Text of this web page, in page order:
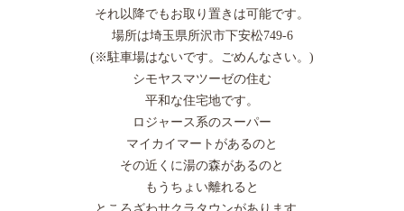
それ以降でもお取り置きは可能です。
場所は埼玉県所沢市下安松749-6
(※駐車場はないです。ごめんなさい。)
シモヤスマツーゼの住む
平和な住宅地です。
ロジャース系のスーパー
マイカイマートがあるのと
その近くに湯の森があるのと
もうちょい離れると